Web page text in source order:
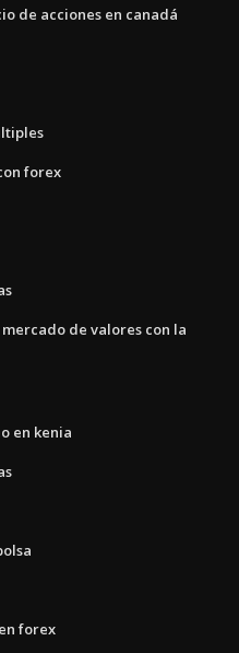
de acciones en canadá
forex
de valores con la
en kenia
forex